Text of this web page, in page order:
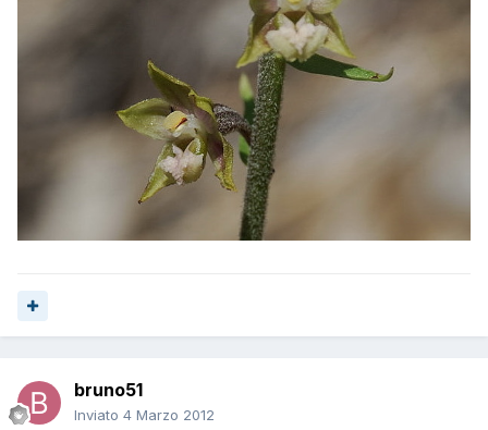
bruno51
Inviato 4 Marzo 2012